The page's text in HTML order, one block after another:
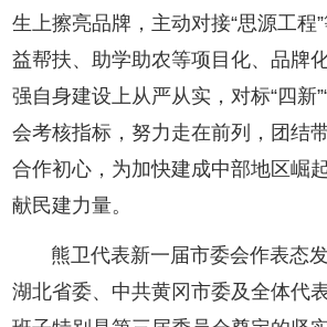
生上擦亮品牌，主动对接“思源工程
益帮扶、助学助农等项目化、品牌
强自身建设上从严从实，对标“四新
会考核指标，努力走在前列，团结
合作初心，为加快建成中部地区崛
献民建力量。
熊卫代表新一届市委会作表态
湖北省委、中共黄冈市委及全体代